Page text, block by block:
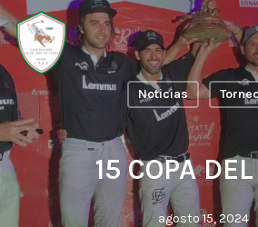
Skip
to
main
content
Noticias
15 COPA
agosto 15, 2024